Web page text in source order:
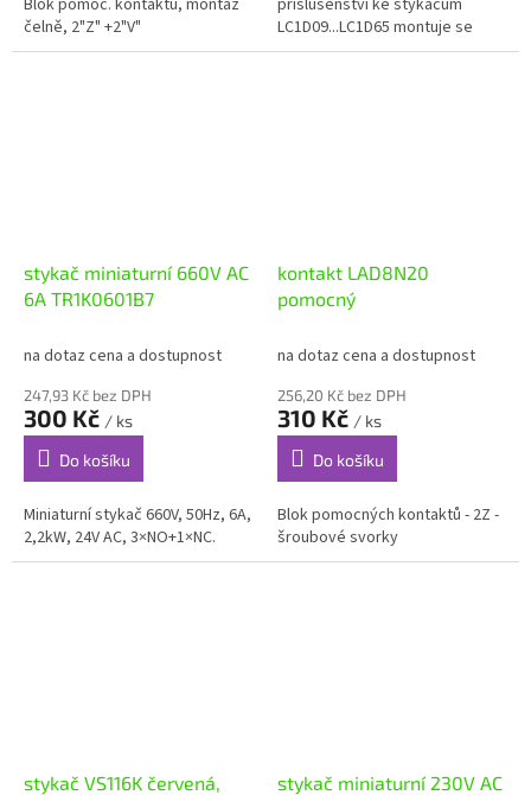
Blok pomoc. kontaktů, montáž
čelně, 2"Z" +2"V"
příslušenství ke stykačům
LC1D09...LC1D65 montuje se
nasunutím z boční strany
stykač miniaturní 660V AC
6A TR1K0601B7
na dotaz cena a dostupnost
247,93 Kč bez DPH
300 Kč / ks
Do košíku
Miniaturní stykač 660V, 50Hz, 6A,
2,2kW, 24V AC, 3×NO+1×NC.
kontakt LAD8N20
pomocný
na dotaz cena a dostupnost
256,20 Kč bez DPH
310 Kč / ks
Do košíku
Blok pomocných kontaktů - 2Z -
šroubové svorky
stykač VS116K červená,
stykač miniaturní 230V AC